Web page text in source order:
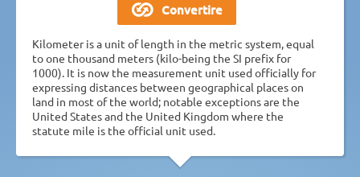
Kilometer is a unit of length in the metric system, equal
to one thousand meters (kilo-being the SI prefix for
1000). It is now the measurement unit used officially for
expressing distances between geographical places on
land in most of the world; notable exceptions are the
United States and the United Kingdom where the
statute mile is the official unit used.